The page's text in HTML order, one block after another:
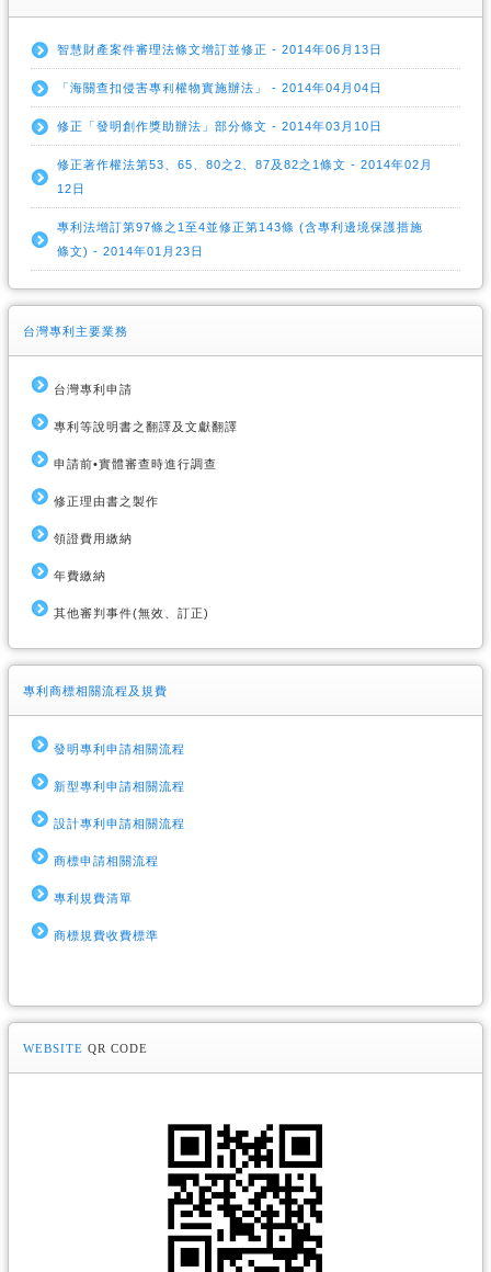
智慧財產案件審理法條文增訂並修正 - 2014年06月13日
「海關查扣侵害專利權物實施辦法」 - 2014年04月04日
修正「發明創作獎助辦法」部分條文 - 2014年03月10日
修正著作權法第53、65、80之2、87及82之1條文 - 2014年02月
12日
專利法增訂第97條之1至4並修正第143條 (含專利邊境保護措施
條文) - 2014年01月23日
台灣專利主要業務
台灣專利申請
專利等說明書之翻譯及文獻翻譯
申請前•實體審查時進行調查
修正理由書之製作
領證費用繳納
年費繳納
其他審判事件(無效、訂正)
專利商標相關流程及規費
發明專利申請相關流程
新型專利申請相關流程
設計專利申請相關流程
商標申請相關流程
專利規費清單
商標規費收費標準
WEBSITE QR CODE